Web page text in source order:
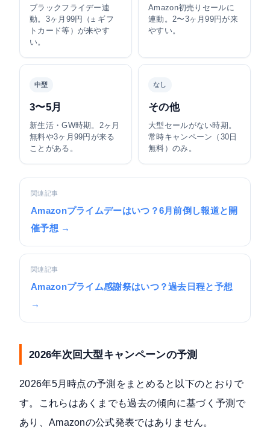
ブラックフライデー連
動。3ヶ月99円（± ギフ
トカード等）が来やす
い。
Amazon初売りセールに
連動。2〜3ヶ月99円が来
やすい。
中型
3〜5月
新生活・GW時期。2ヶ月
無料や3ヶ月99円が来る
ことがある。
なし
その他
大型セールがない時期。
常時キャンペーン（30日
無料）のみ。
関連記事
Amazonプライムデーはいつ？6月前倒し報道と開
催予想 →
関連記事
Amazonプライム感謝祭はいつ？過去日程と予想
→
2026年次回大型キャンペーンの予測
2026年5月時点の予測をまとめると以下のとおりで
す。これらはあくまでも過去の傾向に基づく予測で
あり、Amazonの公式発表ではありません。